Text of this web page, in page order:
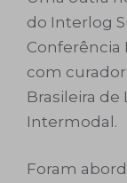
do Interlog
Conferência
com
Brasileira de
Intermodal.
Foram